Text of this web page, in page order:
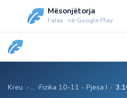
Mësonjëtorja
Falas · në Google Play
Kreu Fizika 10-11 - Pjesa I ›